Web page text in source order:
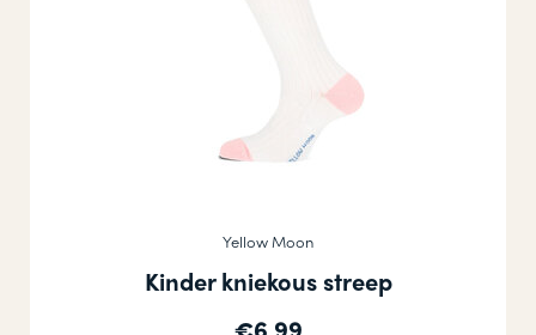
Yellow Moon
Kinder kniekous streep